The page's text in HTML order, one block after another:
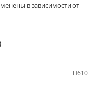
в зависимости от
H610